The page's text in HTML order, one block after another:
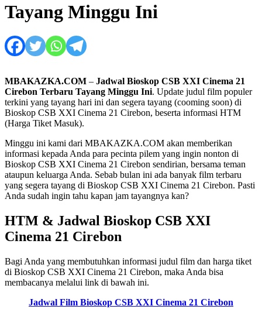
Tayang Minggu Ini
MBAKAZKA.COM – Jadwal Bioskop CSB XXI Cinema 21
Cirebon Terbaru Tayang Minggu Ini. Update judul film populer
terkini yang tayang hari ini dan segera tayang (cooming soon) di
Bioskop CSB XXI Cinema 21 Cirebon, beserta informasi HTM
(Harga Tiket Masuk).
Minggu ini kami dari MBAKAZKA.COM akan memberikan
informasi kepada Anda para pecinta pilem yang ingin nonton di
Bioskop CSB XXI Cinema 21 Cirebon sendirian, bersama teman
ataupun keluarga Anda. Sebab bulan ini ada banyak film terbaru
yang segera tayang di Bioskop CSB XXI Cinema 21 Cirebon. Pasti
Anda sudah ingin tahu kapan jam tayangnya kan?
HTM & Jadwal Bioskop CSB XXI
Cinema 21 Cirebon
Bagi Anda yang membutuhkan informasi judul film dan harga tiket
di Bioskop CSB XXI Cinema 21 Cirebon, maka Anda bisa
membacanya melalui link di bawah ini.
Jadwal Film Bioskop CSB XXI Cinema 21 Cirebon